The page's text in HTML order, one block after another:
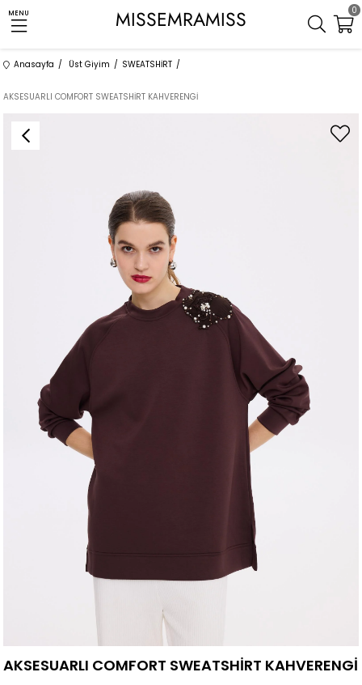
MENU MISSEMRAMISS 0
Anasayfa Üst Giyim SWEATSHİRT
AKSESUARLI COMFORT SWEATSHİRT KAHVERENGİ
AKSESUARLI COMFORT SWEATSHİRT KAHVERENGİ